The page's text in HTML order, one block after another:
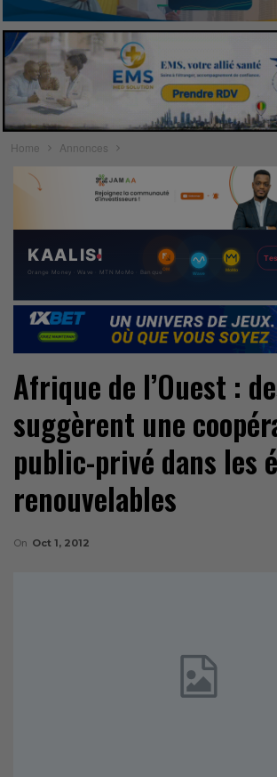
Home Annonces
Afrique de l’Ouest :
suggèrent une
public-privé dans les
renouvelables
On Oct 1, 2012